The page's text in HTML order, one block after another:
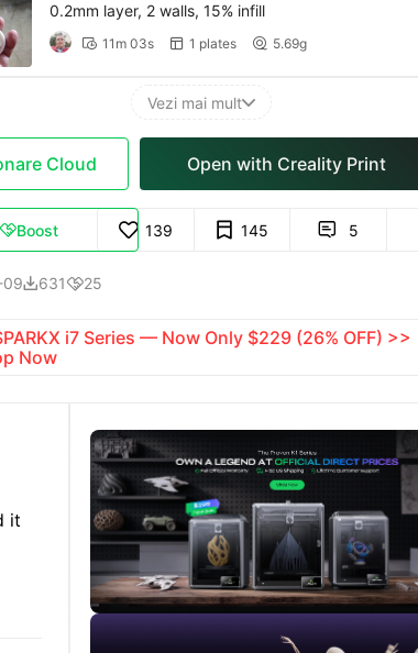
0.2mm layer, 2 walls, 15% infill
 11m 03s  1 plates  5.69g
Vezi mai mult
Cloud Open with Creality Print
Boost 139 145  5
63125
i7 Series — Now Only $229 (26% OFF) >>
Now
it